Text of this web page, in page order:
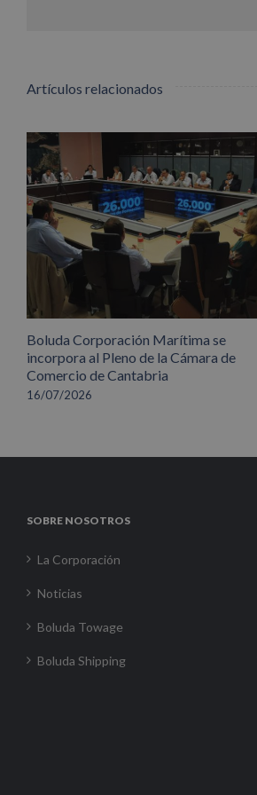
Artículos relacionados
Boluda Corporación Marítima se
incorpora al Pleno de la Cámara de
Comercio de Cantabria
16/07/2026
SOBRE NOSOTROS
La Corporación
Noticias
Boluda Towage
Boluda Shipping